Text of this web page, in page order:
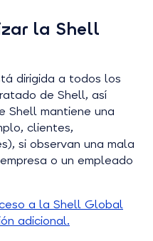
la Shell
dirigida a todos los
de Shell, así
Shell mantiene una
clientes,
si observan una mala
o un empleado
a la Shell Global
adicional.